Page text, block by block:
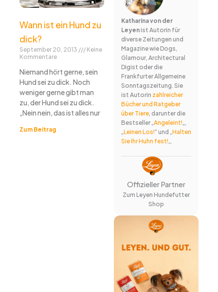
Wann ist ein Hund zu
dick?
September 20, 2013
Keine
Kommentare
Niemand hört gerne, sein
Hund sei zu dick. Noch
weniger gerne gibt man
zu, der Hund sei zu dick.
„Nein nein, das ist alles nur
Zum Beitrag
Katharina von der
Leyenist Autorin für
diverse Zeitungen und
Magazine wie Dogs,
Glamour, Architectural
Digist oder die
Frankfurter Allgemeine
Sonntagszeitung. Sie
ist Autorin zahlreicher
Bücher und Ratgeber
über Tiere, darunter die
Bestseller „Angeleint!„,
„Leinen Los!“ und „Halten
Sie Ihr Huhn fest!„.
Offizieller Partner
Zum Leyen Hundefutter
Shop